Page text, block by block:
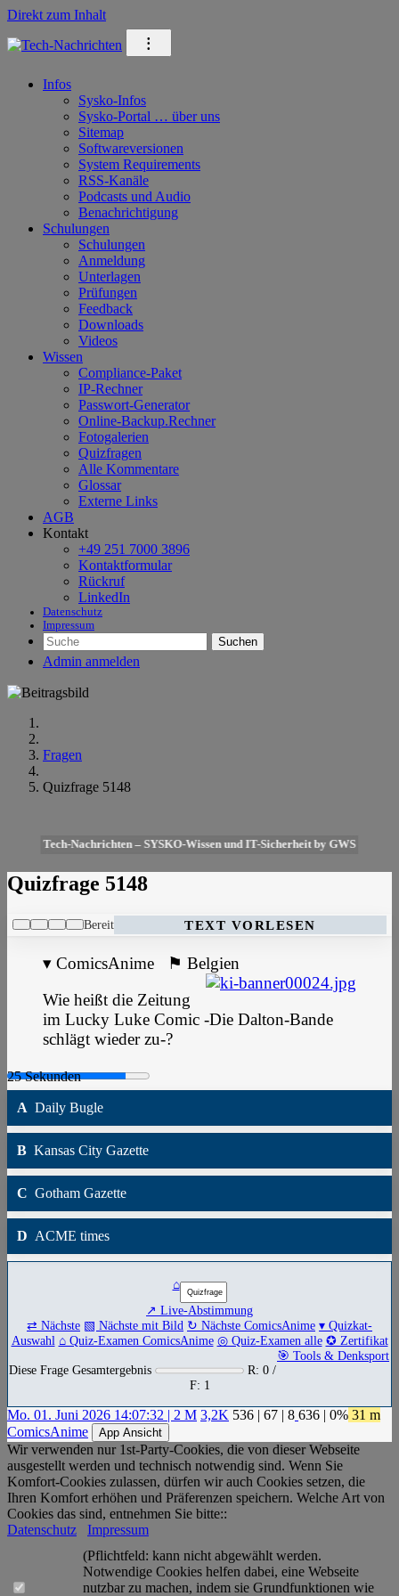
Direkt zum Inhalt
⁝
Infos
Sysko-Infos
Sysko-Portal … über uns
Sitemap
Softwareversionen
System Requirements
RSS-Kanäle
Podcasts und Audio
Benachrichtigung
Schulungen
Schulungen
Anmeldung
Unterlagen
Prüfungen
Feedback
Downloads
Videos
Wissen
Compliance-Paket
IP-Rechner
Passwort-Generator
Online-Backup.Rechner
Fotogalerien
Quizfragen
Alle Kommentare
Glossar
Externe Links
AGB
Kontakt
+49 251 7000 3896
Kontaktformular
Rückruf
LinkedIn
Datenschutz
Impressum
Suchen
Admin anmelden
Fragen
Quizfrage 5148
Tech-Nachrichten – SYSKO-Wissen und IT-Sicherheit by GWS
Quizfrage 5148
Bereit TEXT VORLESEN
▾ ComicsAnime ⚑ Belgien
Wie heißt die Zeitung
im Lucky Luke Comic -Die Dalton-Bande
schlägt wieder zu-?
A Daily Bugle
B Kansas City Gazette
C Gotham Gazette
D ACME times
⌂
↗ Live-Abstimmung
⇄ Nächste ▧ Nächste mit Bild ↻ Nächste ComicsAnime ▾ Quizkat-
Auswahl ⌂ Quiz-Examen ComicsAnime ◎ Quiz-Examen alle ✪ Zertifikat
🎯 Tools & Denksport
Diese Frage Gesamtergebnis
R: 0 /
F: 1
Mo. 01. Juni 2026 14:07:32 | 2 M 3,2K 536 | 67 | 8 636 | 0% 31 m
ComicsAnime
App Ansicht
Wir verwenden nur 1st-Party-Cookies, die von dieser Webseite
ausgestellt werden und technisch notwendig sind. Wenn Sie
Komfort-Cookies zulassen, dürfen wir auch Cookies setzen, die
Ihren Komfort erhöhen und Präferenzen speichern. Welche Art von
Cookies das sind, entnehmen Sie bitte::
Datenschutz
Impressum
(Pflichtfeld: kann nicht abgewählt werden.
Notwendige Cookies helfen dabei, eine Webseite
nutzbar zu machen, indem sie Grundfunktionen wie